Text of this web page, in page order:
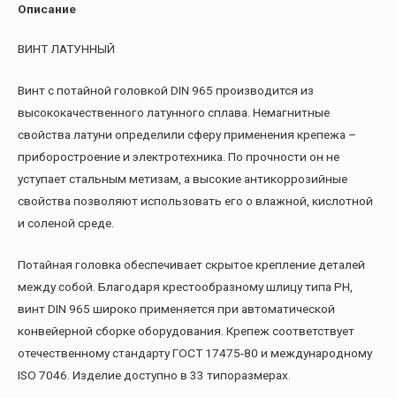
Описание
ВИНТ ЛАТУННЫЙ
Винт с потайной головкой DIN 965 производится из
высококачественного латунного сплава. Немагнитные
свойства латуни определили сферу применения крепежа –
приборостроение и электротехника. По прочности он не
уступает стальным метизам, а высокие антикоррозийные
свойства позволяют использовать его о влажной, кислотной
и соленой среде.
Потайная головка обеспечивает скрытое крепление деталей
между собой. Благодаря крестообразному шлицу типа PH,
винт DIN 965 широко применяется при автоматической
конвейерной сборке оборудования. Крепеж соответствует
отечественному стандарту ГОСТ 17475-80 и международному
ISO 7046. Изделие доступно в 33 типоразмерах.